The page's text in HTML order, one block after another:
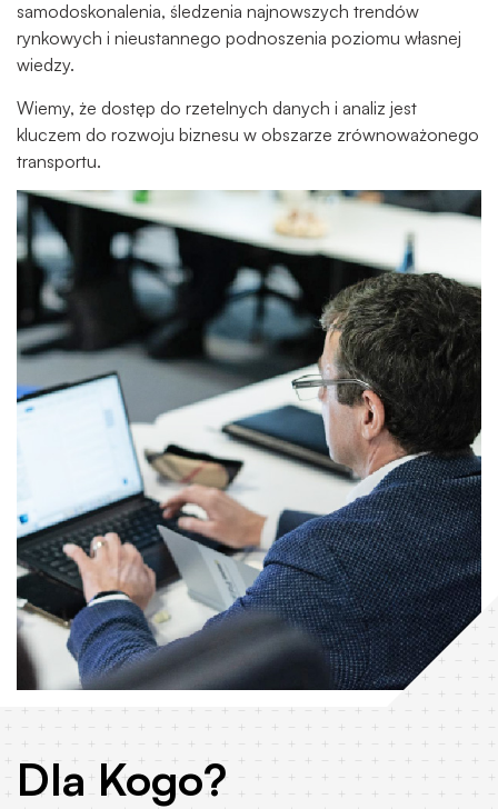
samodoskonalenia, śledzenia najnowszych trendów
rynkowych i nieustannego podnoszenia poziomu własnej
wiedzy.
Wiemy, że dostęp do rzetelnych danych i analiz jest
kluczem do rozwoju biznesu w obszarze zrównoważonego
transportu.
Dla Kogo?